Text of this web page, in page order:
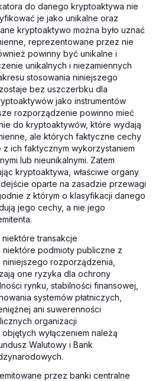
do danego kryptoaktywa nie
je jako unikalne oraz
kryptoaktywo można było uznać
reprezentowane przez nie
powinny być unikalne i
unikalnych i niezamiennych
stosowania niniejszego
bez uszczerbku dla
jako instrumentów
rozporządzenie powinno mieć
do kryptoaktywów, które wydają
ale których faktyczne cechy
ich faktycznym wykorzystaniem
lub nieunikalnymi. Zatem
kryptoaktywa, właściwe organy
oparte na zasadzie przewagi
z którym o klasyfikacji danego
jego cechy, a nie jego
niektóre transakcje
podmioty publiczne z
rozporządzenia,
one ryzyka dla ochrony
rynku, stabilności finansowej,
systemów płatniczych,
ani suwerenności
organizacji
wyłączeniem należą
Walutowy i Bank
przez banki centralne